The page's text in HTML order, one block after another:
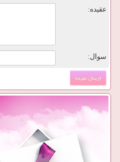
عقیده:
سوال: